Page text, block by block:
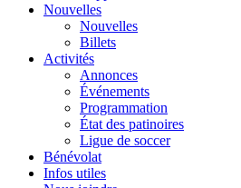
Nouvelles
Nouvelles
Billets
Activités
Annonces
Événements
Programmation
État des patinoires
Ligue de soccer
Bénévolat
Infos utiles